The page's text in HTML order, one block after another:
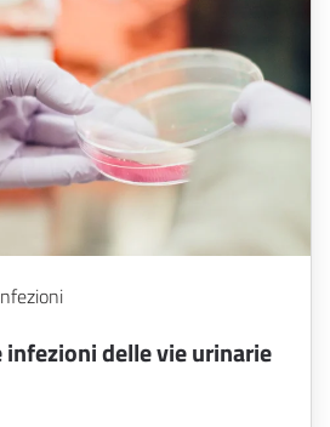
infezioni delle vie urinarie